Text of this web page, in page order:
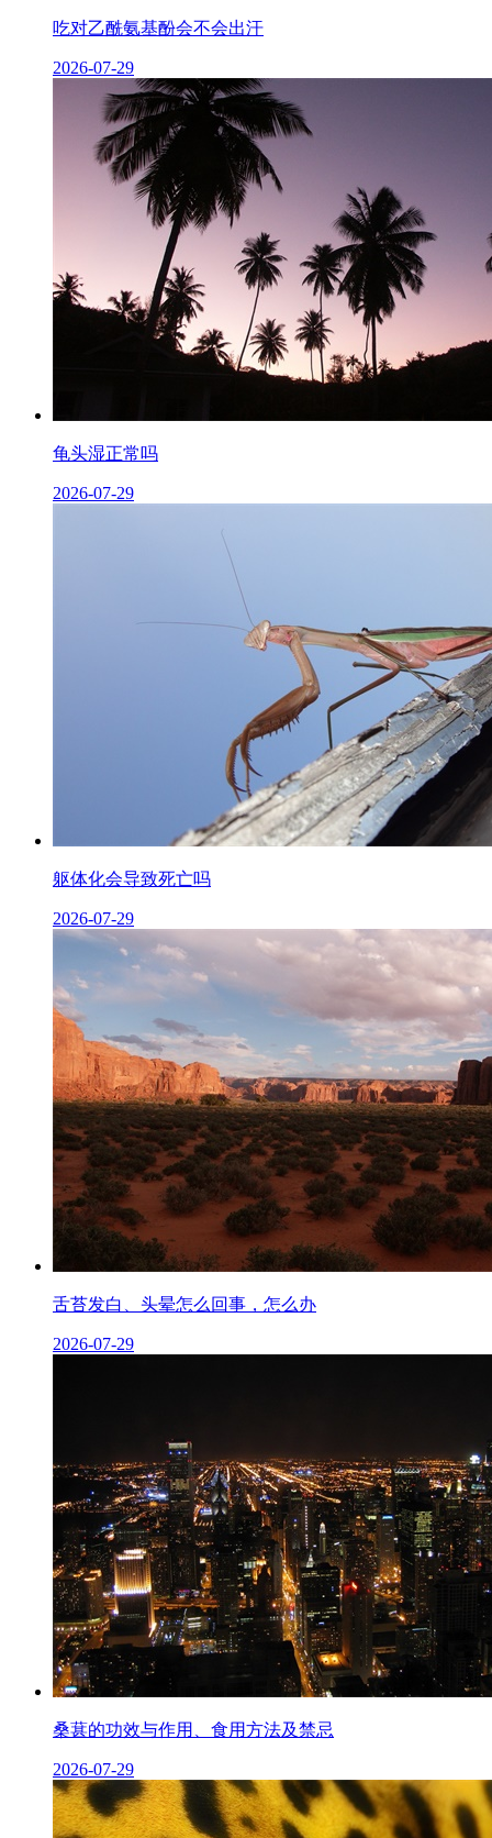
吃对乙酰氨基酚会不会出汗
2026-07-29
龟头湿正常吗
2026-07-29
躯体化会导致死亡吗
2026-07-29
舌苔发白、头晕怎么回事，怎么办
2026-07-29
桑葚的功效与作用、食用方法及禁忌
2026-07-29